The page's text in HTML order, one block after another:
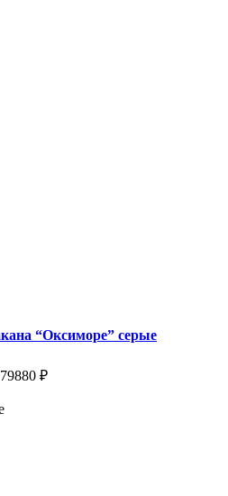
“Оксиморе” серые
79880 ₽